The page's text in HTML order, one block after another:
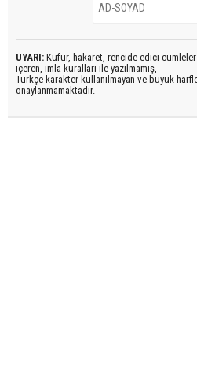
UYARI: Küfür, hakaret, rencide edici cümleler
içeren, imla kuralları ile yazılmamış,
Türkçe karakter kullanılmayan ve büyük
onaylanmamaktadır.